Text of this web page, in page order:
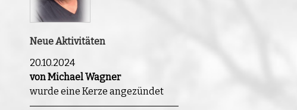
Neue Aktivitäten
20.10.2024
von Michael Wagner
wurde eine Kerze angezündet